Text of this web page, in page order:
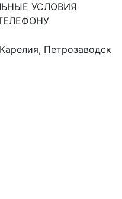
УСЛОВИЯ
Петрозаводск